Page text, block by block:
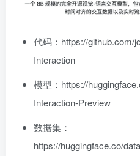
代码：https://github.com/
Interaction
模型：https://
Interaction-Preview
数据集：
https://huggingface.co/